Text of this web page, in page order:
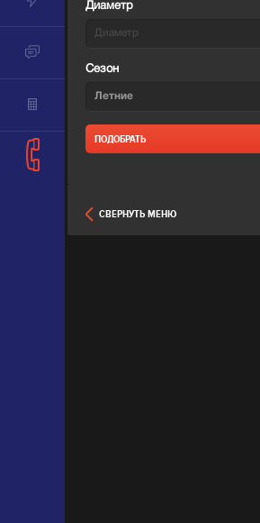
Диаметр
Диаметр
Сезон
Летние
СВЕРНУТЬ МЕНЮ